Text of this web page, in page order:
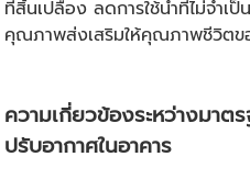
ที่สิ้นเปลือง ลดการใช้น้ำที่ไม่จำเ
คุณภาพส่งเสริมให้คุณภาพชีวิตข
ความเกี่ยวข้องระหว่างมาต
ปรับอากาศในอาคาร